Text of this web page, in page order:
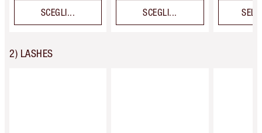
SCEGLI... SCEGLI...
2) LASHES